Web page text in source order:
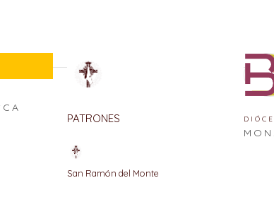
PATRONES
San Ramón del Monte